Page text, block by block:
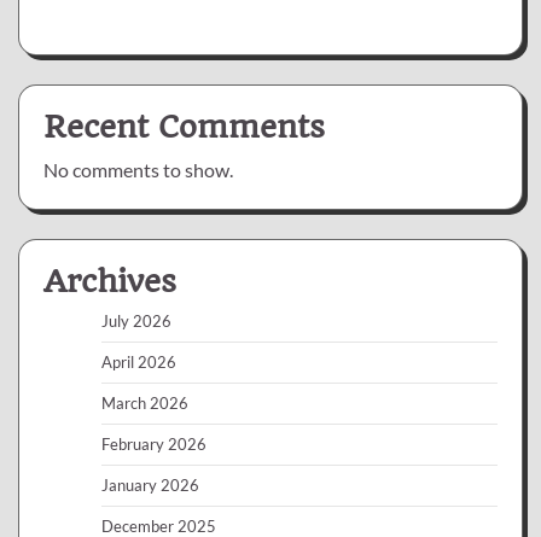
Recent Comments
No comments to show.
Archives
July 2026
April 2026
March 2026
February 2026
January 2026
December 2025